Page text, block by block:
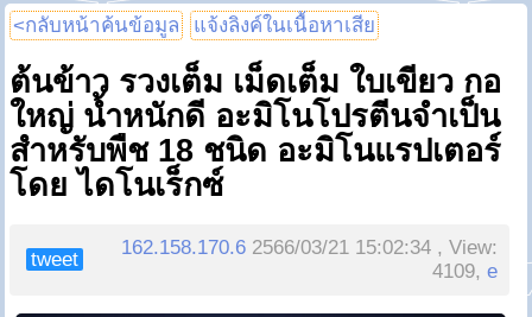
<กลับหน้าค้นข้อมูล แจ้งลิงค์ในเนื้อหาเสีย
ต้นข้าว รวงเต็ม เม็ดเต็ม ใบเขียว กอ
ใหญ่ น้ำหนักดี อะมิโนโปรตีนจำเป็น
สำหรับพืช 18 ชนิด อะมิโนแรปเตอร์
โดย ไดโนเร็กซ์
tweet
162.158.170.6 2566/03/21 15:02:34 , View:
4109,e